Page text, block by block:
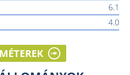
6.1
4.0